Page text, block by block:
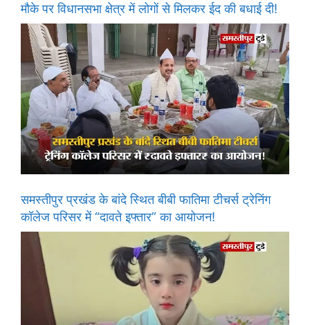
मौके पर विधानसभा क्षेत्र में लोगों से मिलकर ईद की बधाई दी!
समस्तीपुर प्रखंड के बांदे स्थित बीबी फातिमा टीचर्स ट्रेनिंग
कॉलेज परिसर में “दावते इफ्तार” का आयोजन!